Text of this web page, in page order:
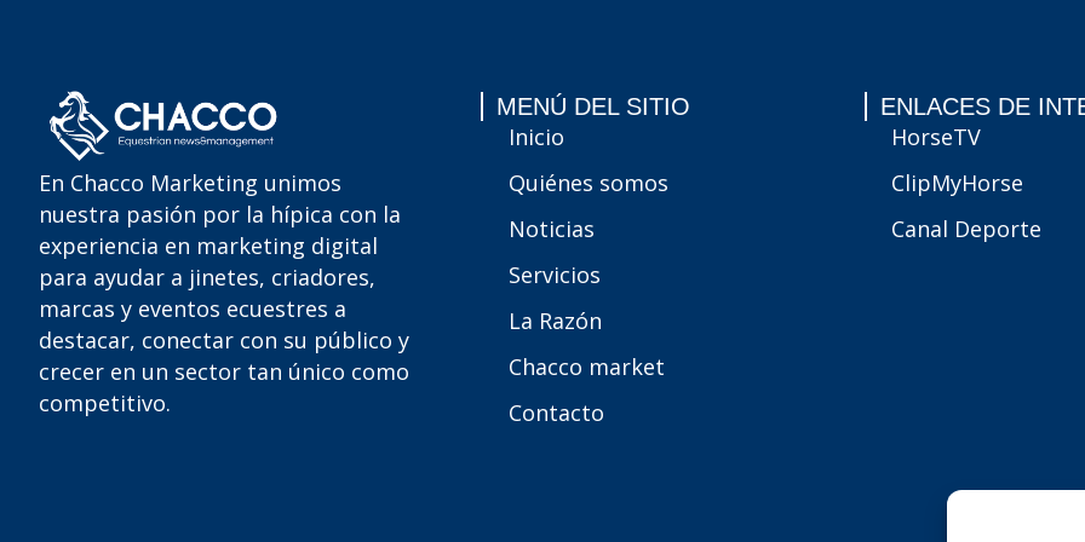
En Chacco Marketing unimos
nuestra pasión por la hípica con la
experiencia en marketing digital
para ayudar a jinetes, criadores,
marcas y eventos ecuestres a
destacar, conectar con su público y
crecer en un sector tan único como
competitivo.
MENÚ DEL SITIO
Inicio
Quiénes somos
Noticias
Servicios
La Razón
Chacco market
Contacto
ENLACES DE
HorseTV
ClipMyHorse
Canal Deporte